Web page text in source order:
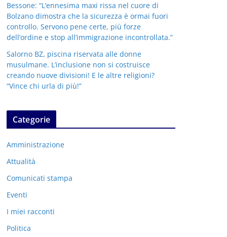
Bessone: “L’ennesima maxi rissa nel cuore di
Bolzano dimostra che la sicurezza è ormai fuori
controllo. Servono pene certe, più forze
dell’ordine e stop all’immigrazione incontrollata.”
Salorno BZ, piscina riservata alle donne
musulmane. L’inclusione non si costruisce
creando nuove divisioni! E le altre religioni?
“Vince chi urla di più!”
Categorie
Amministrazione
Attualità
Comunicati stampa
Eventi
I miei racconti
Politica